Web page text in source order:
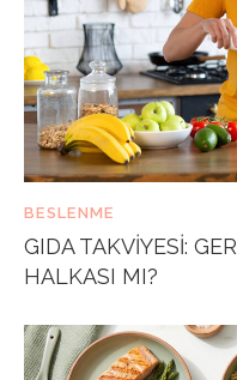
BESLENME
GIDA TAKVIYESI:
HALKASI MI?